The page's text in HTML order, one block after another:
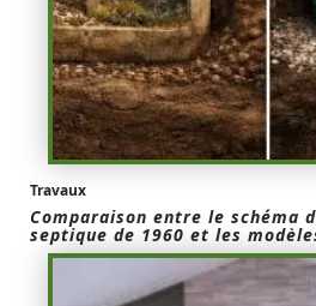
Travaux
Comparaison entre le schéma
septique de 1960 et les